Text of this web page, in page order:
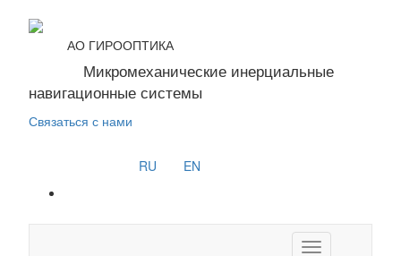
АО ГИРООПТИКА
Микромеханические инерциальные
навигационные системы
Связаться с нами
RU EN
Toggle